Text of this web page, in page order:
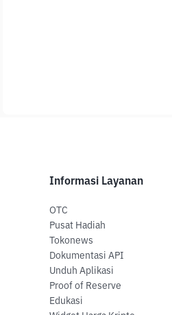
Informasi Layanan
OTC
Pusat Hadiah
Tokonews
Dokumentasi API
Unduh Aplikasi
Proof of Reserve
Edukasi